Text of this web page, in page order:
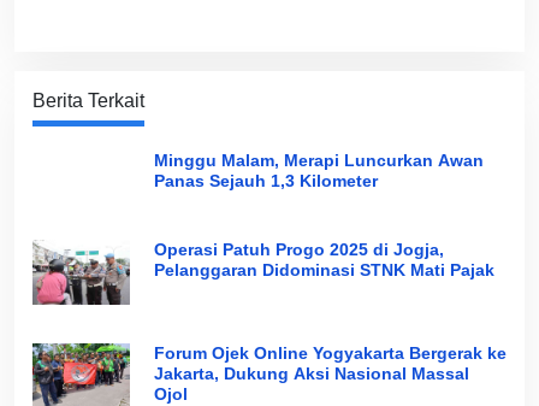
Berita Terkait
Minggu Malam, Merapi Luncurkan Awan
Panas Sejauh 1,3 Kilometer
Operasi Patuh Progo 2025 di Jogja,
Pelanggaran Didominasi STNK Mati Pajak
Forum Ojek Online Yogyakarta Bergerak ke
Jakarta, Dukung Aksi Nasional Massal
Ojol